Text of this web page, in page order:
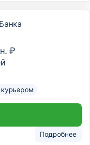
₽
курьером
Подробнее